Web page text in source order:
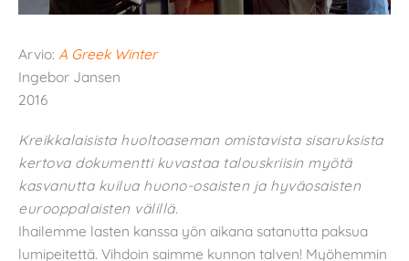
Arvio: A Greek Winter
Ingebor Jansen
2016
Kreikkalaisista huoltoaseman omistavista sisaruksista
kertova dokumentti kuvastaa talouskriisin myötä
kasvanutta kuilua huono-osaisten ja hyväosaisten
eurooppalaisten välillä.
Ihailemme lasten kanssa yön aikana satanutta paksua
lumipeitettä. Vihdoin saimme kunnon talven! Myöhemmin